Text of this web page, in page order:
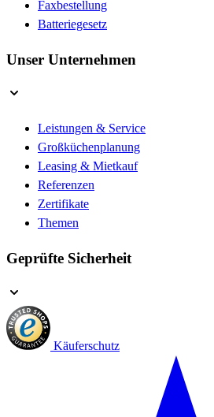
Faxbestellung
Batteriegesetz
Unser Unternehmen
Leistungen & Service
Großküchenplanung
Leasing & Mietkauf
Referenzen
Zertifikate
Themen
Geprüfte Sicherheit
Käuferschutz